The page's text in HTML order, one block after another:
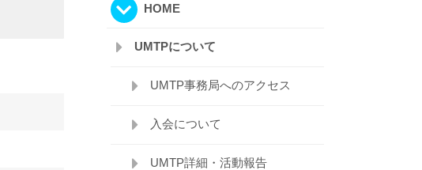
HOME
UMTPについて
UMTP事務局へのアクセス
入会について
UMTP詳細・活動報告